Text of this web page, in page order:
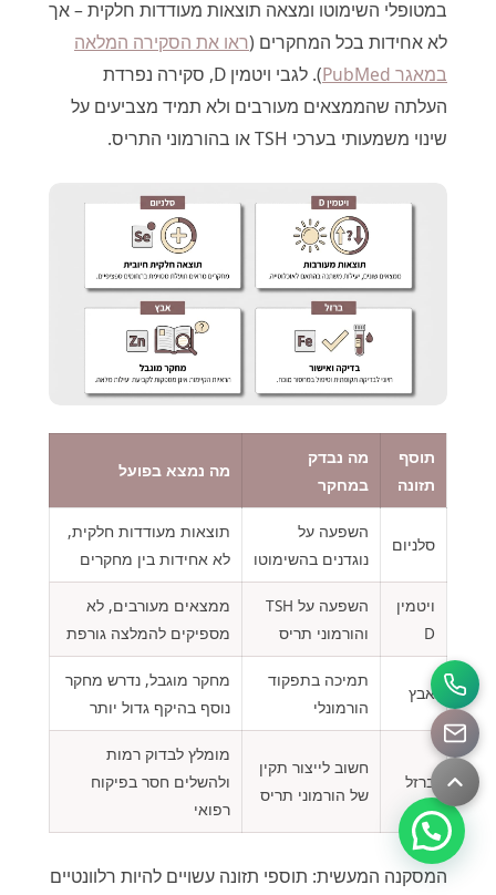
במטופלי השימוטו ומצאה תוצאות מעודדות חלקית – אך
לא אחידות בכל המחקרים (ראו את הסקירה המלאה
במאגר PubMed
). לגבי ויטמין D, סקירה נפרדת
העלתה שהממצאים מעורבים ולא תמיד מצביעים על
שינוי משמעותי בערכי TSH או בהורמוני התריס.
תוסף
תזונה
מה נבדק
במחקר
מה נמצא בפועל
סלניום
השפעה על
נוגדנים בהשימוטו
תוצאות מעודדות חלקית,
לא אחידות בין מחקרים
ויטמין
D
השפעה על TSH
והורמוני תריס
ממצאים מעורבים, לא
מספיקים להמלצה גורפת
אבץ
תמיכה בתפקוד
הורמונלי
מחקר מוגבל, נדרש מחקר
נוסף בהיקף גדול יותר
ברזל
חשוב לייצור תקין
של הורמוני תריס
מומלץ לבדוק רמות
ולהשלים חסר בפיקוח
רפואי
המסקנה המעשית: תוספי תזונה עשויים להיות רלוונטיים